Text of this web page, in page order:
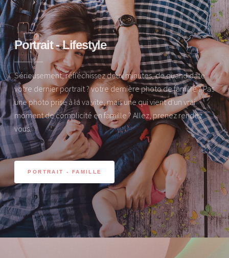
Portrait - Lifestyle
Sérieusement, réfléchissez deux minutes, de quand date
votre dernier portrait ? votre dernière photo de famille ? Pas
une photo prise à la va vite, mais une qui vient d'un vrai
moment de complicité en famille ? Allez, prenez rendez
vous.
PORTRAIT - FAMILLE